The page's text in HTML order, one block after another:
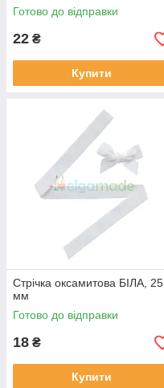
Готово до відправки
22 ₴
Купити
Стрічка оксамитова БІЛА, 25
мм
Готово до відправки
18 ₴
Купити